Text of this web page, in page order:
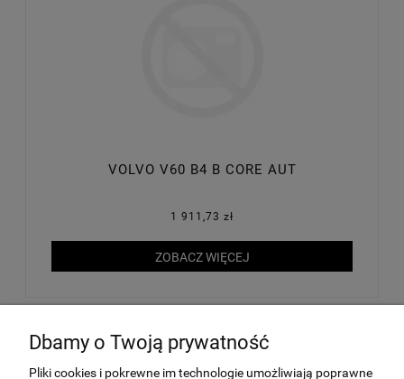
VOLVO V60 B4 B CORE AUT
1 911,73 zł
ZOBACZ WIĘCEJ
MOJE KONTO
Dbamy o Twoją prywatność
Pliki cookies i pokrewne im technologie umożliwiają poprawne